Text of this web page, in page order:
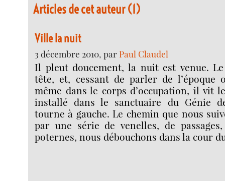
Articles de cet auteur (1)
Ville la nuit
3 décembre 2010, par Paul Claudel
Il pleut doucement, la nuit est venue.
tête, et, cessant de parler de l’époque
même dans le corps d’occupation, il vit
installé dans le sanctuaire du Génie
tourne à gauche. Le chemin que nous
par une série de venelles, de
poternes, nous débouchons dans la cour